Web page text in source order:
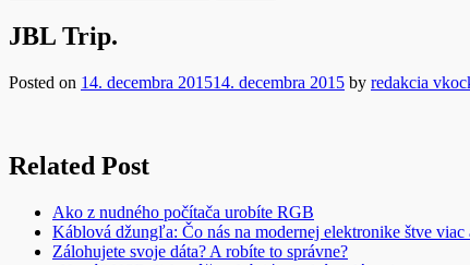
JBL Trip.
Posted on 14. decembra 201514. decembra 2015 by redakcia
Related Post
Ako z nudného počítača urobíte RGB
Káblová džungľa: Čo nás na modernej elektronike štve viac
Zálohujete svoje dáta? A robíte to správne?